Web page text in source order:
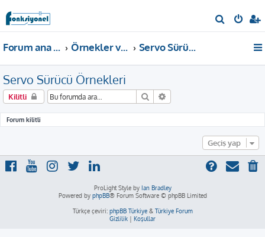
r
Forum ana sayfa Örnekler ve Dokümanlar Servo Sürücü Örnekleri
Servo Sürücü Örnekleri
Kilitli Ara
Forum kilitli
Geçiş yap
ProLight Style by Ian Bradley
Powered by phpBB® Forum Software © phpBB Limited
Türkçe çeviri: phpBB Türkiye& Türkiye Forum
Gizlilik | Koşullar